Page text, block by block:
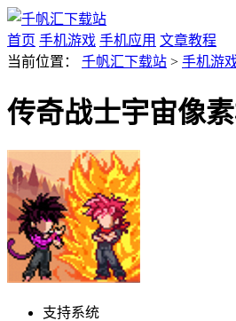
首页 手机游戏 手机应用 文章教程
当前位置： 千帆汇下载站 > 手机游
传奇战士宇宙像
支持系统